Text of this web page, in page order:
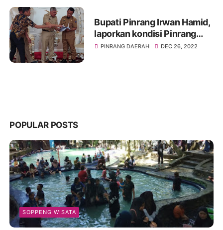
Bupati Pinrang Irwan Hamid,
laporkan kondisi Pinrang
Akibat cuaca buruk
PINRANG DAERAH DEC 26, 2022
POPULAR POSTS
SOPPENG WISATA